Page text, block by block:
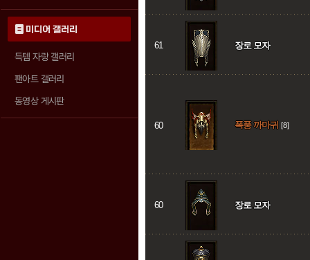
미디어 갤러리
득템 자랑 갤러리
팬아트 갤러리
동영상 게시판
61 장로 모자
60 폭풍 까마귀 [8]
60 장로 모자